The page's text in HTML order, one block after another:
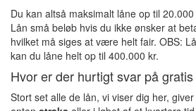
Du kan altså maksimalt låne op til
Lån små beløb hvis du ikke ønsker at
hvilket må siges at være helt fair. OBS:
kan du låne helt op til 400.000 kr.
Hvor er der hurtigt svar på
Stort set alle de lån, vi viser dig her,